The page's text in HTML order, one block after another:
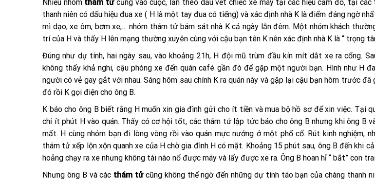
Nhiều nhóm thám tửcũng vào cuộc, lần theo dấu vết chiếc xe máy tại các hiệu cầm đổ, tại
thanh niên có dấu hiệu đua xe ( H là một tay đua có tiếng) và xác định nhà K là điểm đáng ngờ
mì dạo, xe ôm, bơm xe,… nhóm thám tử bám sát nhà K cả ngày lẫn đêm. Một nhóm khách
trí của H và thấy H lên mạng thường xuyên cùng với cậu bạn tên K nên xác định nhà K là “ trọng
Đúng như dự tính, hai ngày sau, vào khoảng 21h, H đội mũ trùm đầu kín mít dắt xe ra cổng.
không thấy khả nghi, cậu phóng xe đến quán café gần đó để gặp một người bạn. Hình như H
người có vẻ gay gắt với nhau. Sáng hôm sau chính K ra quán này và gặp lại cậu bạn hôm trước
đó rồi K gọi điện cho ông B.
K báo cho ông B biết rắng H muốn xin gia đình gửi cho ít tiền và mua bộ hồ sơ để xin việc. Tại
chỉ ít phút H vào quán. Thấy có cơ hội tốt, các thám tử lập tức báo cho ông B nhưng khi ông B
mất. H cùng nhóm bạn đi lòng vòng rồi vào quán mực nướng ở một phố cổ. Rút kinh nghiệm,
thám tử xếp lộn xộn quanh xe của H chờ gia đình H có mặt. Khoảng 15 phút sau, ông B đến khi
hoảng chạy ra xe nhưng không tài nào nổ được máy và lấy được xe ra. Ông B hoan hỉ “ bắt” con
Nhưng ông B và các thám tửcũng không thể ngờ đến những dự tính táo bạn của chàng thanh